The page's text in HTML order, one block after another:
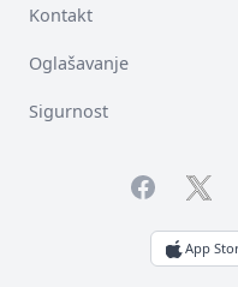
Kontakt
Oglašavanje
Sigurnost
Facebook
App